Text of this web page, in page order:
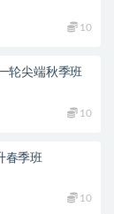
10
轮尖端秋季班
10
春季班
10